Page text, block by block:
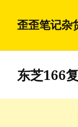
歪歪笔记杂
东芝166